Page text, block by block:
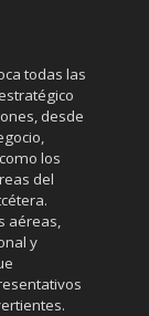
todas las
desde
los
del
aéreas,
y